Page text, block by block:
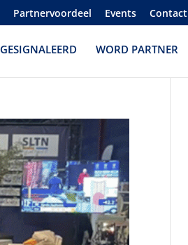
Partnervoordeel Events Contact
GESIGNALEERD WORD PARTNER